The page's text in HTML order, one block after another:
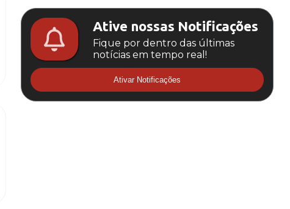
Ative nossas Notificações
Fique por dentro das últimas
notícias em tempo real!
Ativar Notificações